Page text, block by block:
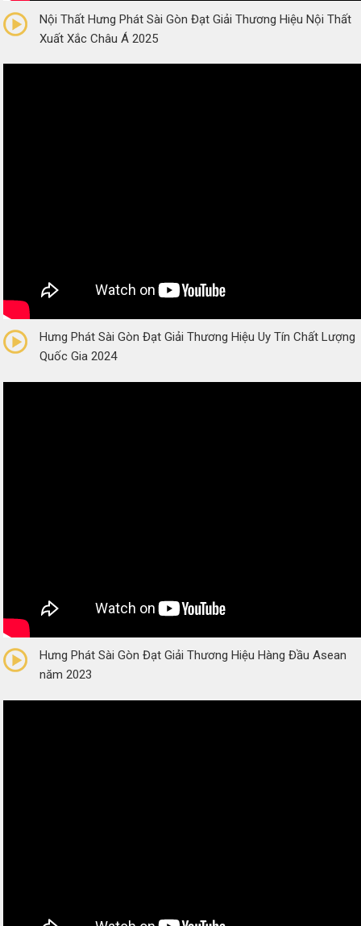
Nội Thất Hưng Phát Sài Gòn Đạt Giải Thương Hiệu Nội Thất
Xuất Xắc Châu Á 2025
(0 Reviews)
Hưng Phát Sài Gòn Đạt Giải Thương Hiệu Uy Tín Chất Lượng
Quốc Gia 2024
(0 Reviews)
Hưng Phát Sài Gòn Đạt Giải Thương Hiệu Hàng Đầu Asean
năm 2023